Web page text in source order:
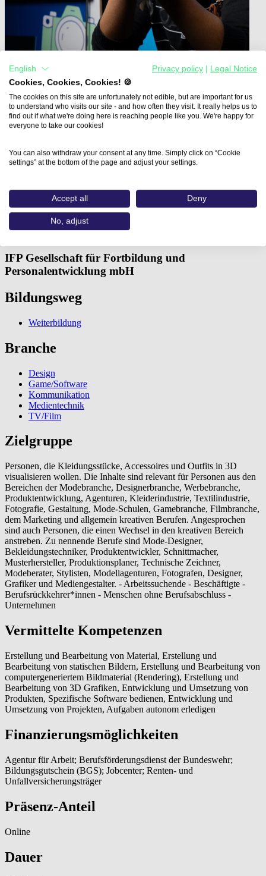
Digital Fashion: Virtual Garments…
Garments mit CLO -
Produktentwicklung I
IFP Gesellschaft für Fortbildung und
Personalentwicklung mbH
Bildungsweg
Weiterbildung
Branche
Design
Game/Software
Kommunikation
Medientechnik
TV/Film
Zielgruppe
Personen, die Kleidungsstücke, Accessoires und Outfits in 3D
visualisieren wollen. Die Inhalte sind relevant für Personen aus den
Bereichen der Modebranche, Designerbranche, Werbebranche,
Produktentwicklung, Agenturen, Kleiderindustrie, Textilindustrie,
Fotografie, Gestaltung, Mode-Schulen, Gamebranche, Filmbranche,
dem Marketing und allgemein kreativen Berufen. Angesprochen
sind auch Personen, die einen Wechsel in den kreativen Bereich
anstreben. Zu nennende Berufe sind Mode-Designer,
Bekleidungstechniker, Produktentwickler, Schnittmacher,
Musterhersteller, Produktionsplaner, Technische Zeichner,
Modeberater, Stylisten, Modellagenturen, Fotografen, Designer,
Grafiker und Mediengestalter. - Arbeitssuchende - Beschäftigte -
Berufsrückkehrer*innen - Menschen ohne Berufsabschluss -
Unternehmen
Vermittelte Kompetenzen
Erstellung und Bearbeitung von Material, Erstellung und
Bearbeitung von statischen Bildern, Erstellung und Bearbeitung von
computergeneriertem Bildmaterial (Rendering), Erstellung und
Bearbeitung von 3D Grafiken, Entwicklung und Umsetzung von
Produkten, Spezifische Software bedienen, Entwicklung und
Umsetzung von Projekten, Aufgaben autonom erledigen
Finanzierungsmöglichkeiten
Agentur für Arbeit; Berufsförderungsdienst der Bundeswehr;
Bildungsgutschein (BGS); Jobcenter; Renten- und
Unfallversicherungsträger
Präsenz-Anteil
Online
Dauer
English Privacy policy
Legal Notice
Cookies, Cookies, Cookies! 🍪
The cookies on this site are unfortunately not edible, but are important for us
to understand who visits our site - and how often they visit. It really helps us to
find out if what we're doing here is reaching people like you. We're happy for
everyone to take our cookies!
You can also withdraw your consent at any time. Simply click on “Cookie
settings” at the bottom of the page and adjust your settings.
Accept all Deny
No, adjust